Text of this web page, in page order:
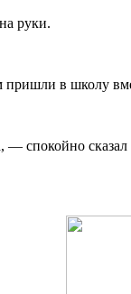
руки.
в школу
спокойно сказал